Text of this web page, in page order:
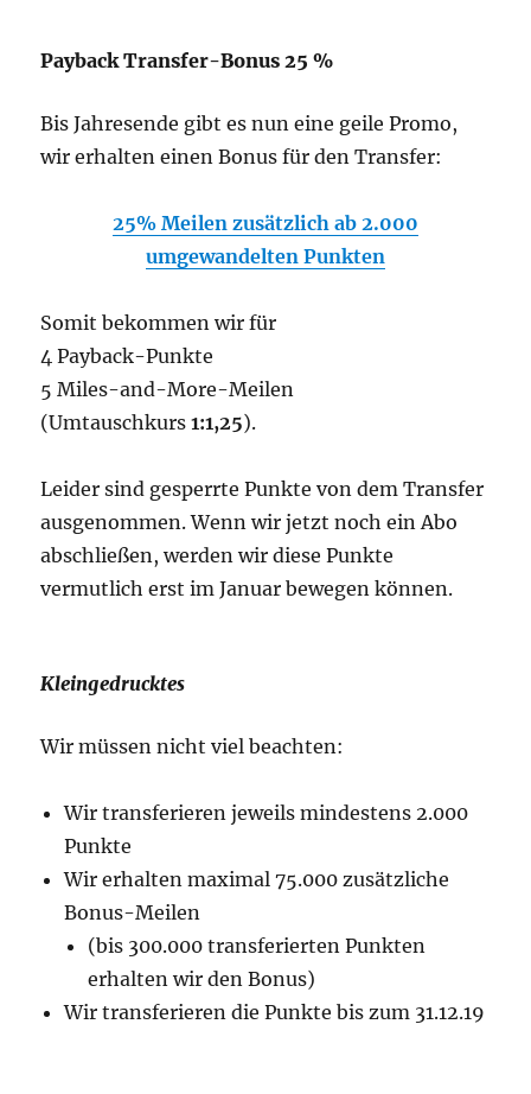
Payback Transfer-Bonus 25 %
Bis Jahresende gibt es nun eine geile Promo,
wir erhalten einen Bonus für den Transfer:
25% Meilen zusätzlich ab 2.000
umgewandelten Punkten
Somit bekommen wir für
4 Payback-Punkte
5 Miles-and-More-Meilen
(Umtauschkurs1:1,25).
Leider sind gesperrte Punkte von dem Transfer
ausgenommen. Wenn wir jetzt noch ein Abo
abschließen, werden wir diese Punkte
vermutlich erst im Januar bewegen können.
Kleingedrucktes
Wir müssen nicht viel beachten:
Wir transferieren jeweils mindestens 2.000
Punkte
Wir erhalten maximal 75.000 zusätzliche
Bonus-Meilen
(bis 300.000 transferierten Punkten
erhalten wir den Bonus)
Wir transferieren die Punkte bis zum 31.12.19